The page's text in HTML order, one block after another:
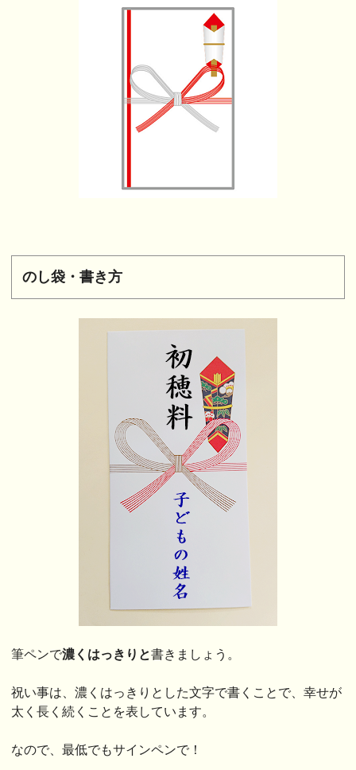
のし袋・書き方
筆ペンで濃くはっきりと書きましょう。
祝い事は、濃くはっきりとした文字で書くことで、幸せが
太く長く続くことを表しています。
なので、最低でもサインペンで！